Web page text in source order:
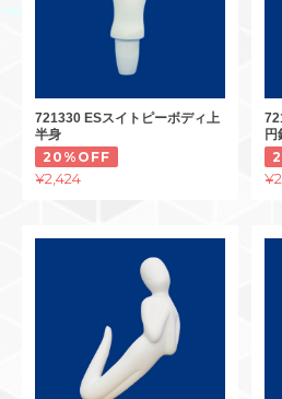
721330 ESスイトピーボディ上
半身
20%OFF
¥2,424
円